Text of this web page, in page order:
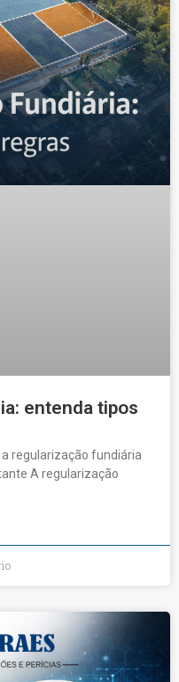
entenda tipos
regularização fundiária
A regularização